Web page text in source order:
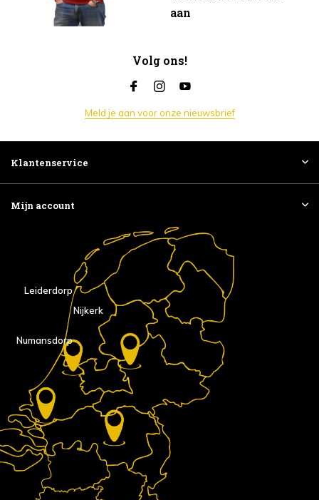
aan
Volg ons!
Meld je aan voor onze nieuwsbrief
Klantenservice
Mijn account
Nijkerk
Numansdorp
Leiderdorp